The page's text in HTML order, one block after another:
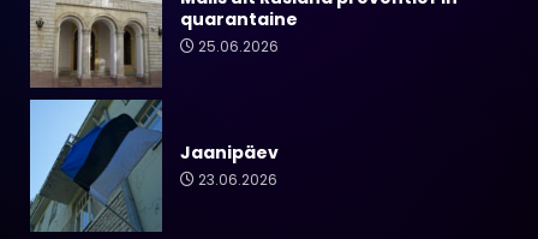
quarantaine
25.06.2026
Jaanipäev
23.06.2026